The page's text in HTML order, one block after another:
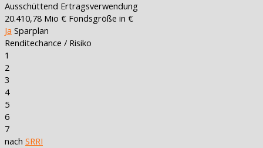
Ausschüttend Ertragsverwendung
20.410,78 Mio € Fondsgröße in €
Ja Sparplan
Renditechance / Risiko
1
2
3
4
5
6
7
nach SRRI